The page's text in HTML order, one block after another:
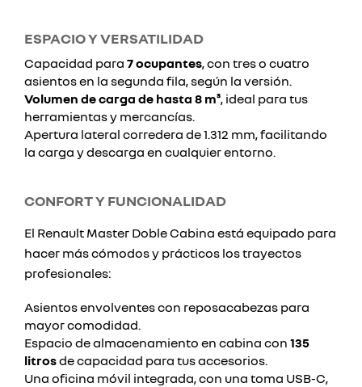
ESPACIO Y VERSATILIDAD
Capacidad para 7 ocupantes, con tres o cuatro
asientos en la segunda fila, según la versión.
Volumen de carga de hasta 8 m³, ideal para tus
herramientas y mercancías.
Apertura lateral corredera de 1.312 mm, facilitando
la carga y descarga en cualquier entorno.
CONFORT Y FUNCIONALIDAD
El Renault Master Doble Cabina está equipado para
hacer más cómodos y prácticos los trayectos
profesionales:
Asientos envolventes con reposacabezas para
mayor comodidad.
Espacio de almacenamiento en cabina con 135
litrosde capacidad para tus accesorios.
Una oficina móvil integrada, con una toma USB-C,